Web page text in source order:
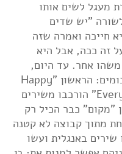
מעגל לשים אותו
"יש שדים
חייכה ואמרה שזה
זה ככה, אבל היא
אחר. עד היום,
היא הספיקה להוציא שלושה אלבומים: הראשון "Happy
Today" והשני "Everything is Here" הורכבו משירים
"מקום" כבר הכיל רק
מתוך קבוצה לא קטנה
באנגלית ועשו